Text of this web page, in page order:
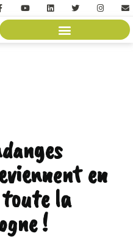
en
la
!